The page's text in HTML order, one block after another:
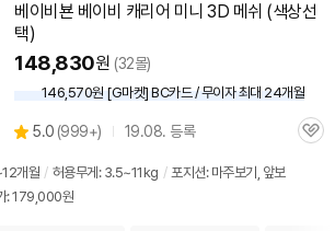
베이비뵨 베이비 캐리어 미니 3D 메쉬 (색상선
택)
148,830원 (32몰)
146,570원 [G마켓] BC카드 / 무이자 최대 24개월
별
점
5.0 (상
리
뷰
999+) 19.08. 등록
관
개월 / 허용무게: 3.5~11kg / 포지션: 마주보기, 앞보
: 179,000원